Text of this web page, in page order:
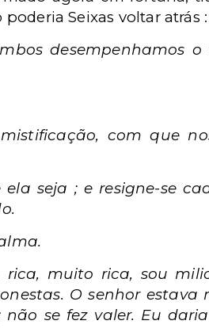
Seixas voltar atrás :
desempenhamos
com que
seja ; e resigne-se
muito rica, sou
O senhor estava
se fez valer. Eu